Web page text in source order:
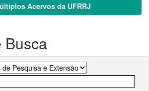
Acervos da UFRRJ
Busca